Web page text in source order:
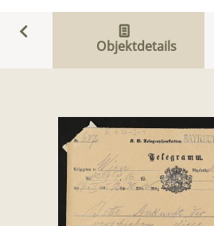
Objektdetails